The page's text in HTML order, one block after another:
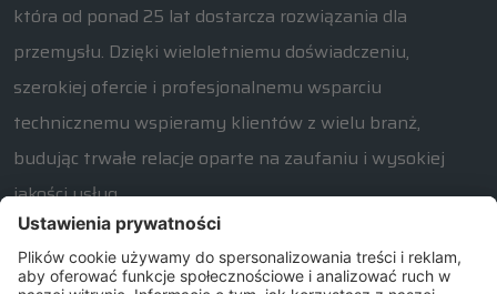
która od ponad 25 lat dostarcza rozwiązania dla
przemysłu. Dzięki wieloletniemu doświadczeniu,
szerokiej ofercie i profesjonalnemu wsparciu
technicznemu wspieramy klientów z wielu branż,
budując trwałe relacje oparte na zaufaniu i wysokiej
jakości usług.
W razie jakichkolwiek pytań związanych z naszą ofertą
prosimy o kontakt od poniedziałku do piątku w